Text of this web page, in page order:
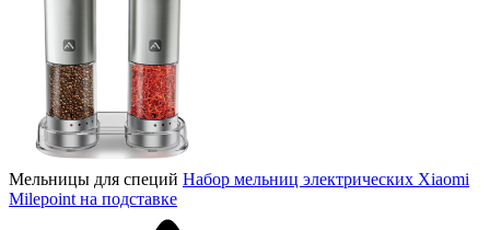
Мельницы для специй Набор мельниц электрических Xiaomi
Milepoint на подставке